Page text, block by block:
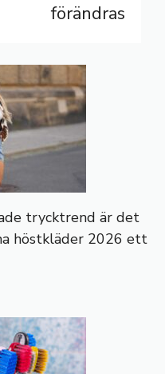
förändras
trycktrend är det
höstkläder 2026 ett